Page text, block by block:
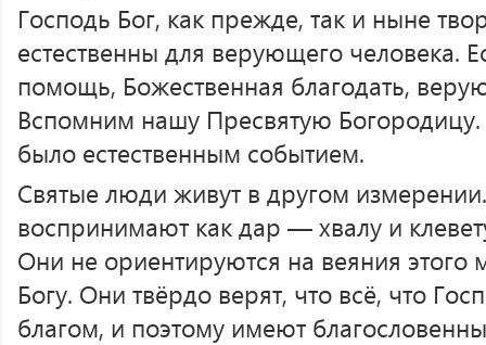
Господь Бог, как прежде, так и ныне
естественны для верующего человека.
помощь, Божественная благодать,
Вспомним нашу Пресвятую Богородицу.
было естественным событием.
Святые люди живут в другом
воспринимают как дар — хвалу и
Они не ориентируются на веяния
Богу. Они твёрдо верят, что всё, что
благом, и поэтому имеют